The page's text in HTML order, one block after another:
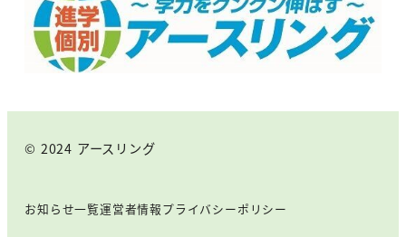
© 2024 アースリング
お知らせ一覧運営者情報プライバシーポリシー